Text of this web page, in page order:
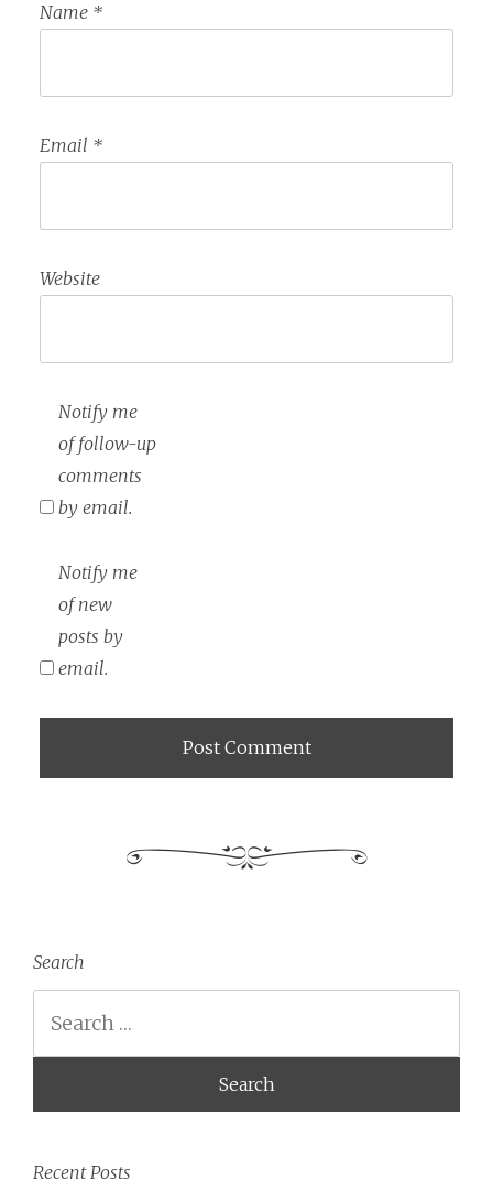
Name *
Email *
Website
Notify me
of follow-up
comments
by email.
Notify me
of new
posts by
email.
Search
Recent Posts